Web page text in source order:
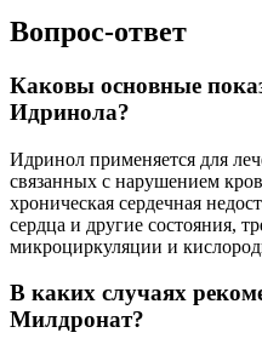
Вопрос-ответ
Каковы основные
Идринола?
Идринол применяется для
связанных с нарушением
хроническая сердечная
сердца и другие состояния,
микроциркуляции и
В каких случаях
Милдронат?